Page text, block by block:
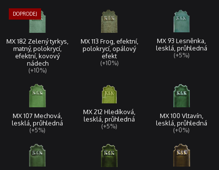
MX 182 Zelený tyrkys,
matný, polokrycí,
efektní, kovový
nádech
(+10%)
MX 113 Frog, efektní,
polokrycí, opálový
efekt
(+10%)
MX 93 Lesněnka,
lesklá, průhledná
(+5%)
MX 107 Mechová,
lesklá, průhledná
(+5%)
MX 212 Hledíková,
lesklá, průhledná
(+5%)
MX 100 Vltavín,
lesklá, průhledná
(+0%)